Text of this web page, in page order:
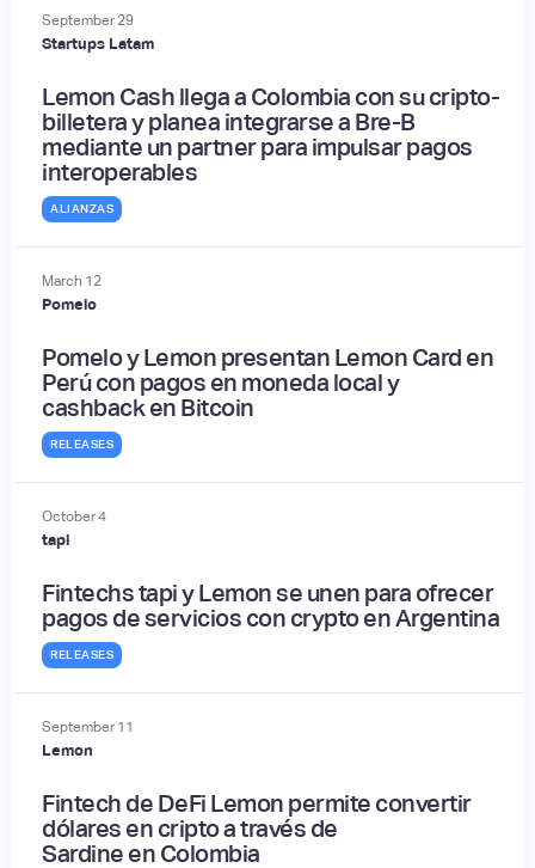
September 29
Startups Latam
Lemon Cash llega a Colombia con su cripto-
billetera y planea integrarse a Bre-B
mediante un partner para impulsar pagos
interoperables
ALIANZAS
March 12
Pomelo
Pomelo y Lemon presentan Lemon Card en
Perú con pagos en moneda local y
cashback en Bitcoin
RELEASES
October4
tapi
Fintechs tapi y Lemon se unen para ofrecer
pagos de servicios con crypto en Argentina
RELEASES
September 11
Lemon
Fintech de DeFi Lemon permite convertir
dólares en cripto a través de
Sardine en Colombia